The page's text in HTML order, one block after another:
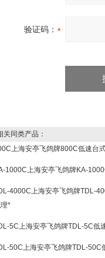
验证码：
同类产品：
上海安亭飞鸽牌800C低速台
1000C上海安亭飞鸽牌KA-
4000C上海安亭飞鸽牌TDL-
*
5C上海安亭飞鸽牌TDL-5C低
50C上海安亭飞鸽牌TDL-50C